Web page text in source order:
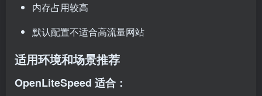
内存占用较高
默认配置不适合高流量网站
适用环境和场景推荐
OpenLiteSpeed 适合：